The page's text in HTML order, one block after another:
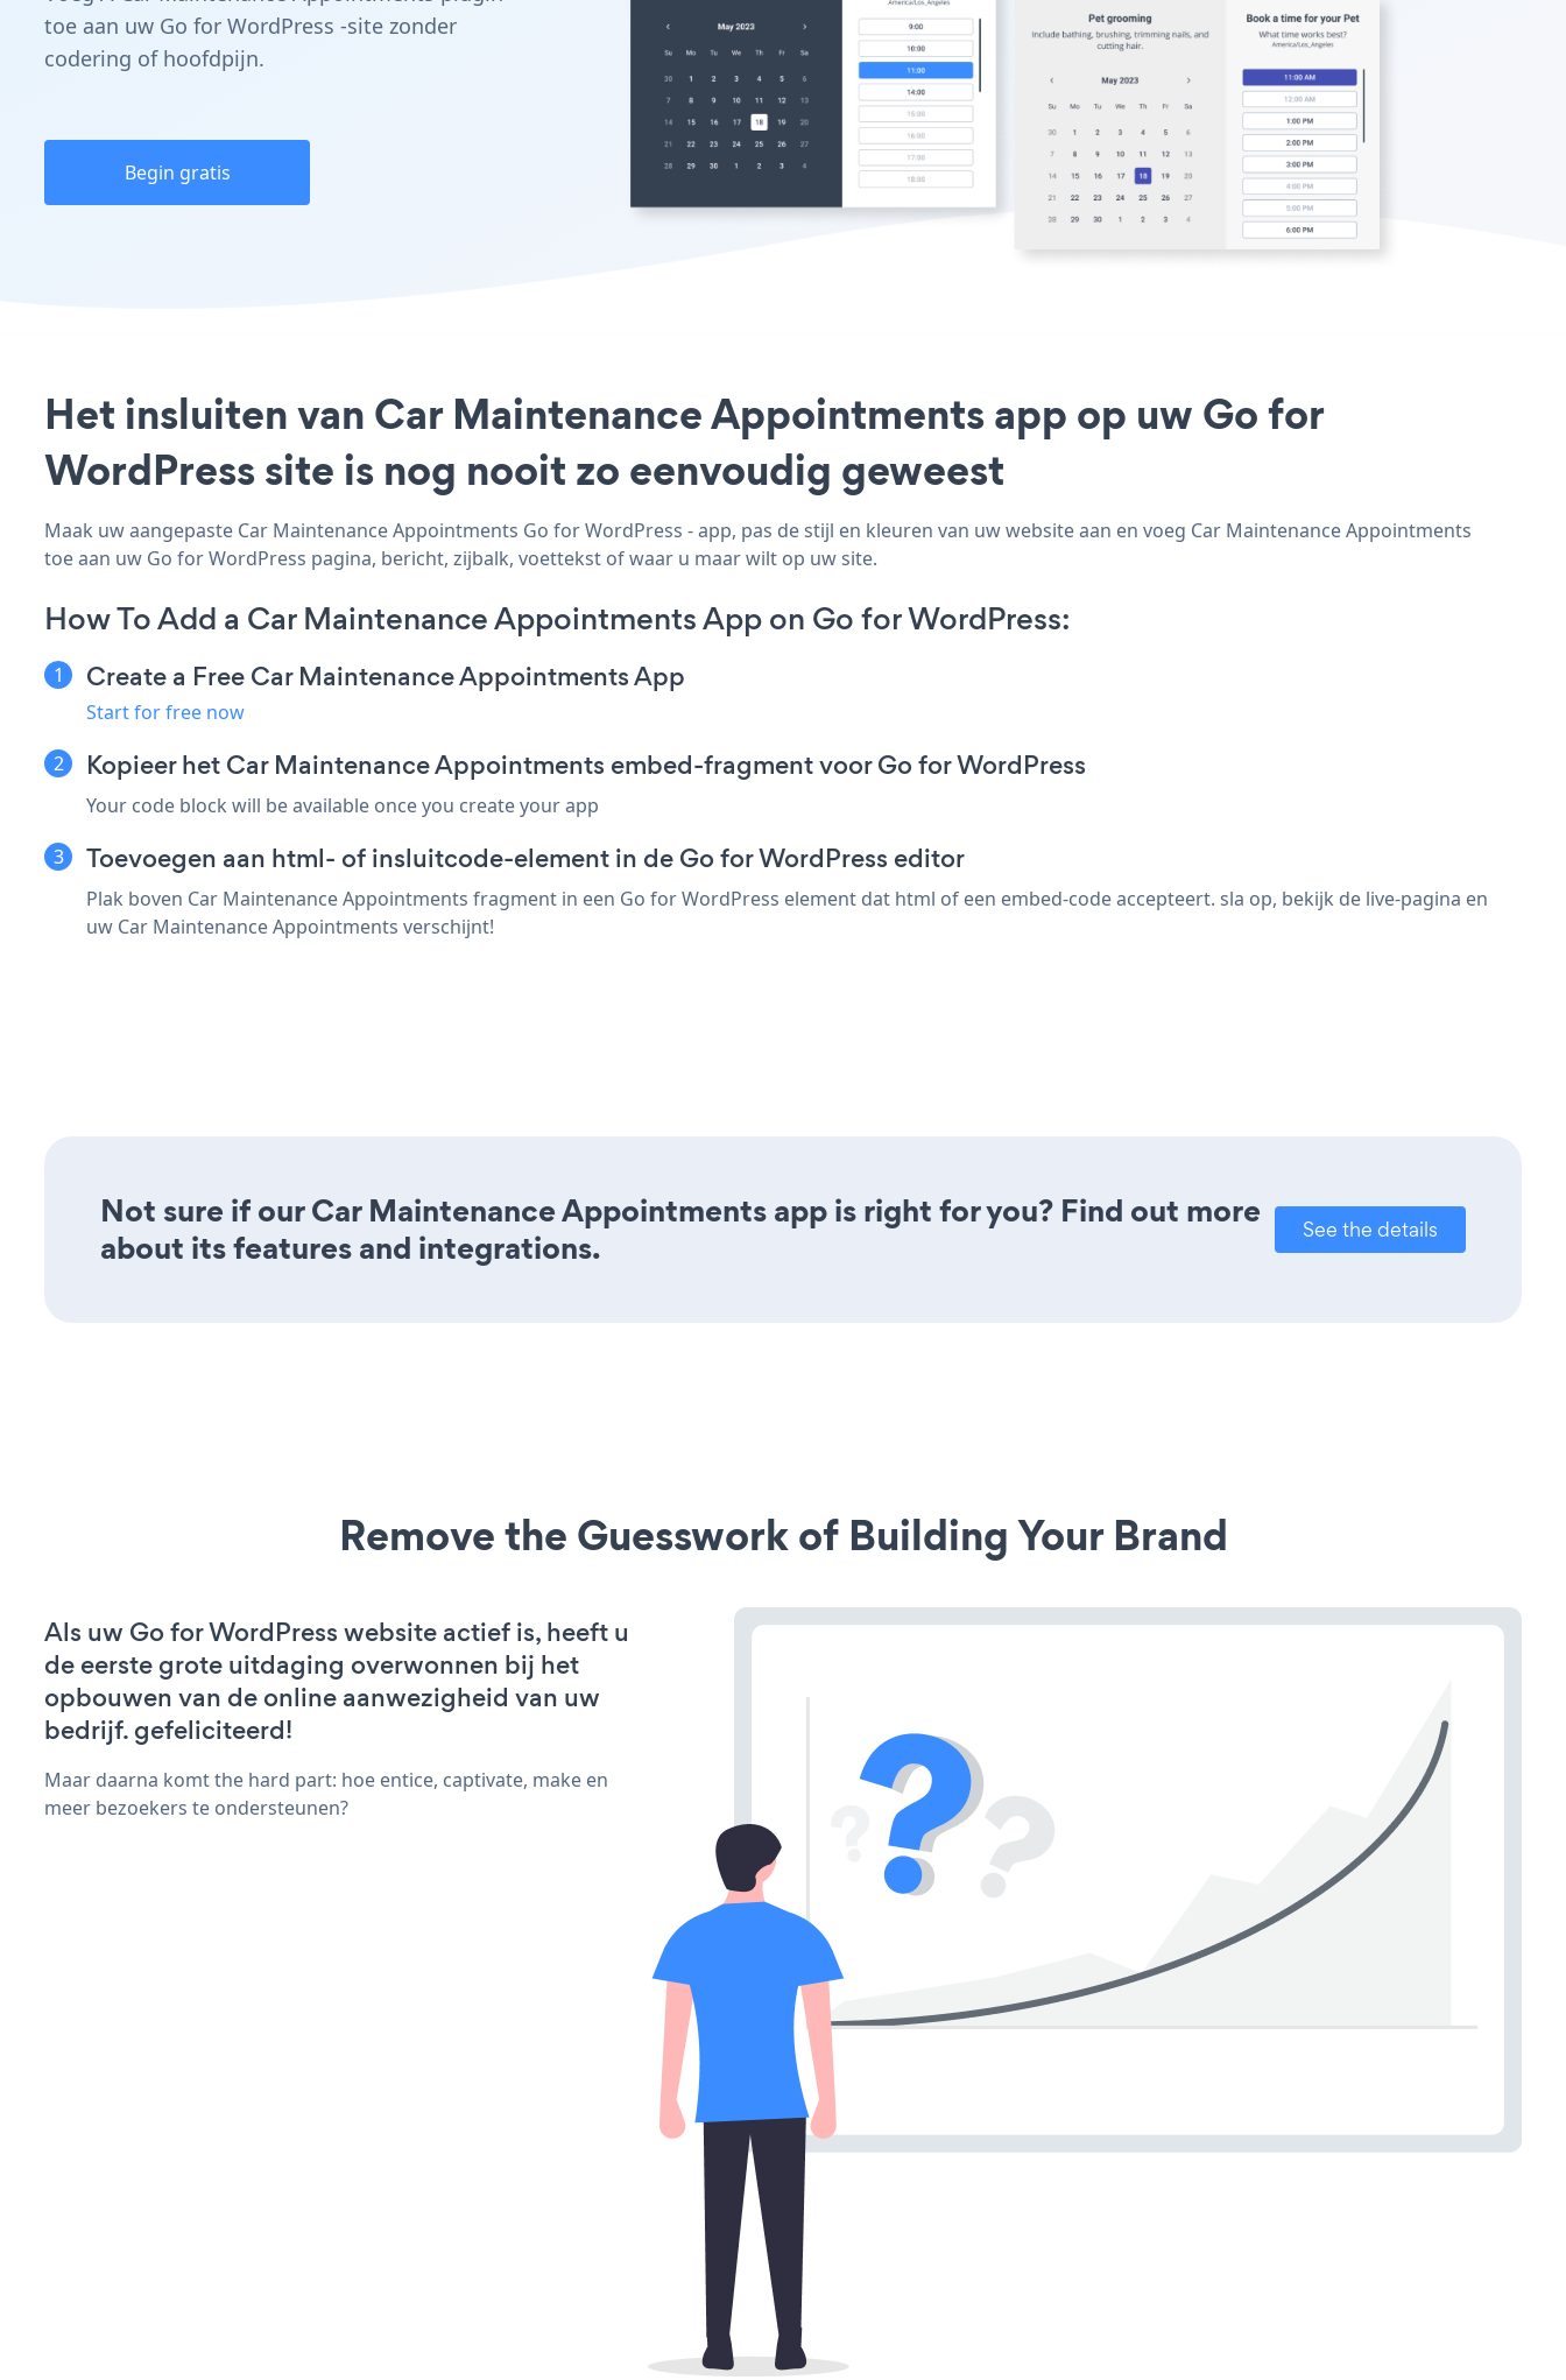
toe aan uw Go for WordPress -site zonder
codering of hoofdpijn.
Begin gratis
Het insluiten van Car Maintenance Appointments app op uw Go for
WordPress site is nog nooit zo eenvoudig geweest
Maak uw aangepaste Car Maintenance Appointments Go for WordPress - app, pas de stijl en kleuren van uw website aan en voeg Car Maintenance Appointments
toe aan uw Go for WordPress pagina, bericht, zijbalk, voettekst of waar u maar wilt op uw site.
How To Add a Car Maintenance Appointments App on Go for WordPress:
Create a Free Car Maintenance Appointments App
Start for free now
Kopieer het Car Maintenance Appointments embed-fragment voor Go for WordPress
Your code block will be available once you create your app
Toevoegen aan html- of insluitcode-element in de Go for WordPress editor
Plak boven Car Maintenance Appointments fragment in een Go for WordPress element dat html of een embed-code accepteert. sla op, bekijk de live-pagina en
uw Car Maintenance Appointments verschijnt!
Not sure if our Car Maintenance Appointments app is right for you? Find out more
about its features and integrations.
See the details
Remove the Guesswork of Building Your Brand
Als uw Go for WordPress website actief is, heeft u
de eerste grote uitdaging overwonnen bij het
opbouwen van de online aanwezigheid van uw
bedrijf. gefeliciteerd!
Maar daarna komt the hard part: hoe entice, captivate, make en
meer bezoekers te ondersteunen?